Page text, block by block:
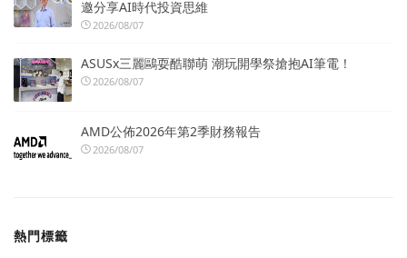
邀分享AI時代投資思維
2026/08/07
ASUSx三麗鷗耍酷聯萌 潮玩開學祭搶抱AI筆電！
2026/08/07
AMD公佈2026年第2季財務報告
2026/08/07
熱門標籤